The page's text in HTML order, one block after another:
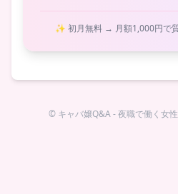
✨ 初月無料 → 月額1,000円で
© キャバ嬢Q&A - 夜職で働く女